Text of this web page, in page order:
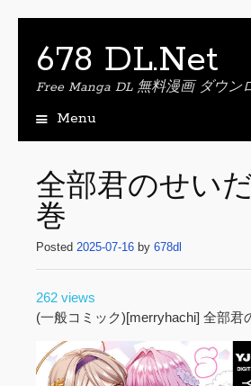
678 DL.Net
Free Manga DL 無料漫画 ダウン
Menu
i
p
t
o
c
o
t
t
全部君のせい
巻
Posted 2025-07-16 by 678dl
262 views
(一般コミック)[merryhachi] 全部君